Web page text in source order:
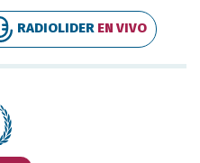
RADIOLIDER EN VIVO